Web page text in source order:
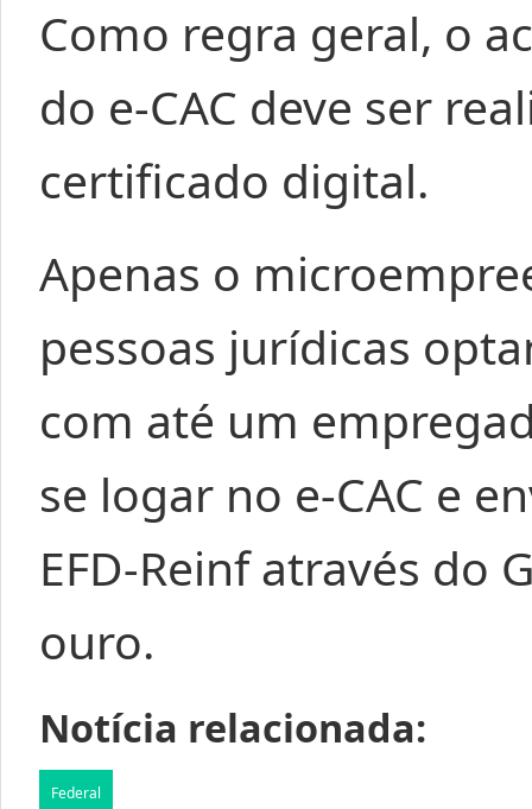
Como regra geral, o
do e-CAC deve ser
certificado digital.
Apenas o
pessoas jurídicas
com até um
se logar no e-CAC e
EFD-Reinf através do
ouro.
Notícia relacionada:
Federal